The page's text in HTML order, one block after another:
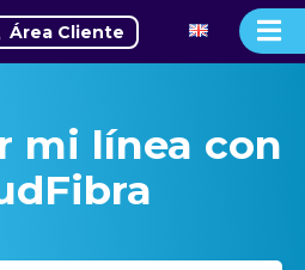
Área Cliente
mi línea con